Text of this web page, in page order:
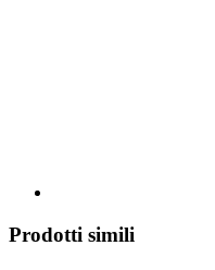
Prodotti simili